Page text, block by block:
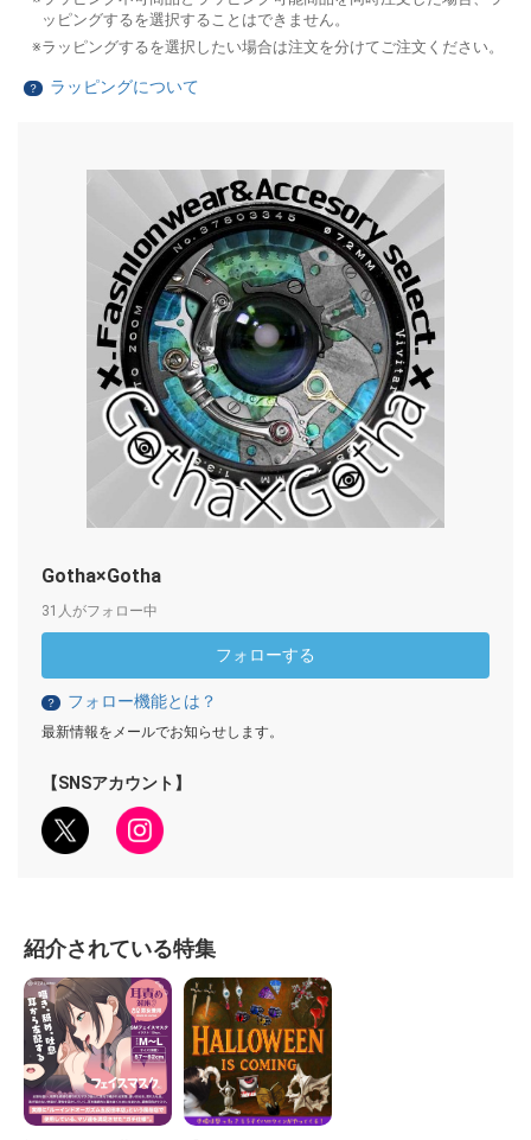
ッピングするを選択することはできません。
ラッピングするを選択したい場合は注文を分けてご注文ください。
？ ラッピングについて
Gotha×Gotha
31人がフォロー中
フォローする
？ フォロー機能とは？
最新情報をメールでお知らせします。
【SNSアカウント】
紹介されている特集